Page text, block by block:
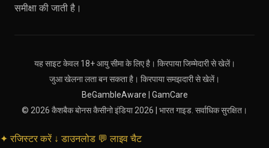
समीक्षा की जाती है।
यह साइट केवल 18+ आयु सीमा के लिए है। किरपाया जिम्मेदारी से खेलें।
जुआ खेलना लता बन सकता है। किरपाया समझदारी से खेलें।
BeGambleAware
GamCare
© 2026 कैशबैक बोनस कैसीनो इंडिया 2026 | भारत गाइड. सर्वाधिक सुरक्षित।
✦रजिस्टर करें ↓डाउनलोड 💬लाइव चैट